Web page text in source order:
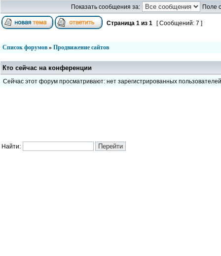
Показать сообщения за: Поле
Страница 1 из 1 [ Сообщений: 7 ]
Список форумов » Продвижение сайтов
Кто сейчас на конференции
Сейчас этот форум просматривают: нет зарегистрированных пользователей
Найти: